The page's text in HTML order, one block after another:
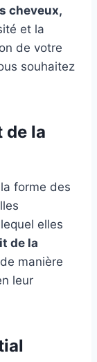
cheveux,
et la
de votre
souhaitez
de la
forme des
elles
de la
manière
leur